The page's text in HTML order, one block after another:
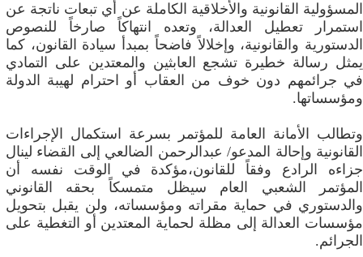
المسؤولية القانونية والأخلاقية الكاملة عن أي تبعات ناتجة عن
استمرار تعطيل العدالة، وتعده انتهاكاً صارخاً للنصوص
الدستورية والقانونية، وإخلالاً فاضحاً بمبدأ سيادة القانون، كما
يمثل رسالة خطيرة تشجع العابثين والمعتدين على التمادي
في جرائمهم دون خوف من العقاب أو احترام لهيبة الدولة
ومؤسساتها.
وتطالب الأمانة العامة للمؤتمر بسرعة استكمال الإجراءات
القانونية وإحالة المدعو/ عبدالرحمن الضالعي إلى القضاء لينال
جزاءه الرادع وفقاً للقانون،مؤكدة في الوقت نفسه أن
المؤتمر الشعبي العام سيظل متمسكاً بحقه القانوني
والدستوري في حماية مقراته ومؤسساته، ولن يقبل بتحويل
مؤسسات العدالة إلى مظلة لحماية المعتدين أو التغطية على
الجرائم.